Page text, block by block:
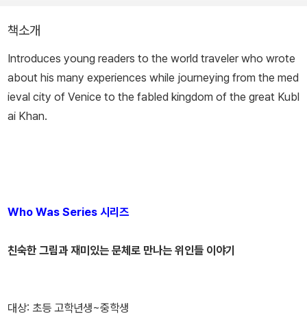
책소개
Introduces young readers to the world traveler who wrote
about his many experiences while journeying from the med
ieval city of Venice to the fabled kingdom of the great Kubl
ai Khan.
Who Was Series 시리즈
친숙한 그림과 재미있는 문체로 만나는 위인들 이야기
대상: 초등 고학년생~중학생